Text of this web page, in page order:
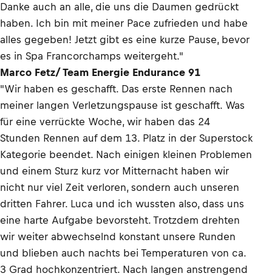
Danke auch an alle, die uns die Daumen gedrückt
haben. Ich bin mit meiner Pace zufrieden und habe
alles gegeben! Jetzt gibt es eine kurze Pause, bevor
es in Spa Francorchamps weitergeht."
Marco Fetz/ Team Energie Endurance 91
"Wir haben es geschafft. Das erste Rennen nach
meiner langen Verletzungspause ist geschafft. Was
für eine verrückte Woche, wir haben das 24
Stunden Rennen auf dem 13. Platz in der Superstock
Kategorie beendet. Nach einigen kleinen Problemen
und einem Sturz kurz vor Mitternacht haben wir
nicht nur viel Zeit verloren, sondern auch unseren
dritten Fahrer. Luca und ich wussten also, dass uns
eine harte Aufgabe bevorsteht. Trotzdem drehten
wir weiter abwechselnd konstant unsere Runden
und blieben auch nachts bei Temperaturen von ca.
3 Grad hochkonzentriert. Nach langen anstrengend